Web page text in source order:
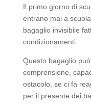
Il primo giorno di
entrano mai a
bagaglio invisibile
condizionamenti.
Questo bagaglio
comprensione,
ostacolo, se ci fa
per il presente dei